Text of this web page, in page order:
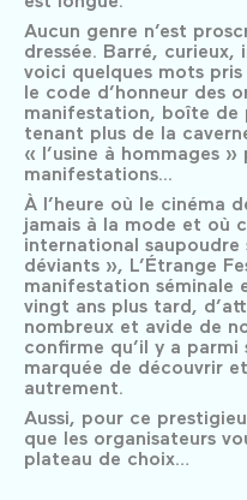
Aucun genre n’est
dressée. Barré, curieux,
voici quelques mots
le code d’honneur des
manifestation, boîte de
tenant plus de la
« l’usine à hommages
manifestations...
À l’heure où le cinéma
jamais à la mode et où
international saupoudre
déviants », L’Étrange
manifestation séminale
vingt ans plus tard,
nombreux et avide de
confirme qu’il y a
marquée de découvrir
autrement.
Aussi, pour ce
que les organisateurs
plateau de choix…